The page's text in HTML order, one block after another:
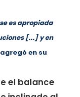
es apropiada
[...] y en
agregó en su
el balance